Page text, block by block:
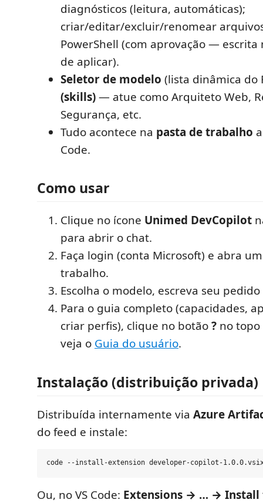
diagnósticos (leitura, automáticas);
criar/editar/excluir/renomear
PowerShell (com aprovação —
de aplicar).
Seletor de modelo (lista dinâmica do
(skills)— atue como Arquiteto Web,
Segurança, etc.
Tudo acontece na pasta de trabalho
Code.
Como usar
Clique no ícone Unimed DevCopilot
para abrir o chat.
Faça login (conta Microsoft) e abra
trabalho.
Escolha o modelo, escreva seu
Para o guia completo (capacidades,
criar perfis), clique no botão? no
veja o Guia do usuário.
Instalação (distribuição privada)
Distribuída internamente via Azure
do feed e instale:
Ou, no VS Code: Extensions → … → Install